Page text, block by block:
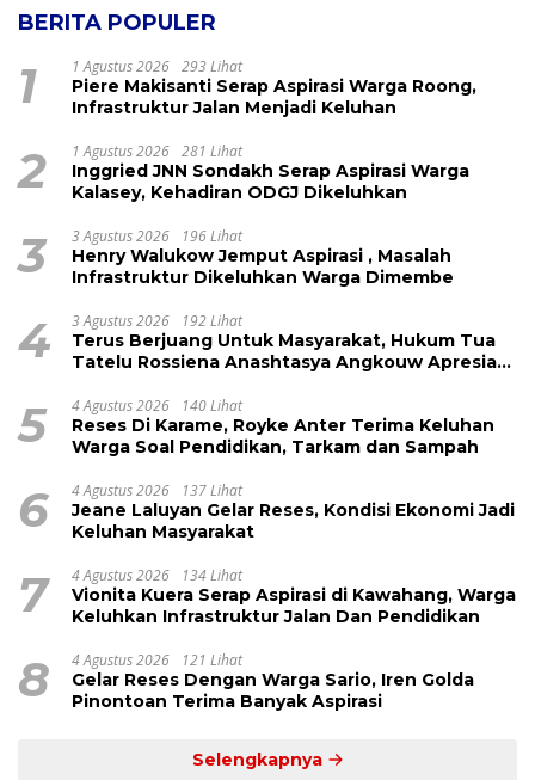
BERITA POPULER
1 1 Agustus 2026 293 Lihat
Piere Makisanti Serap Aspirasi Warga Roong,
Infrastruktur Jalan Menjadi Keluhan
2 1 Agustus 2026 281 Lihat
Inggried JNN Sondakh Serap Aspirasi Warga
Kalasey, Kehadiran ODGJ Dikeluhkan
3 3 Agustus 2026 196 Lihat
Henry Walukow Jemput Aspirasi , Masalah
Infrastruktur Dikeluhkan Warga Dimembe
4 3 Agustus 2026 192 Lihat
Terus Berjuang Untuk Masyarakat, Hukum Tua
Tatelu Rossiena Anashtasya Angkouw Apresiasi
5 4 Agustus 2026 140 Lihat
Reses Di Karame, Royke Anter Terima Keluhan
Warga Soal Pendidikan, Tarkam dan Sampah
6 4 Agustus 2026 137 Lihat
Jeane Laluyan Gelar Reses, Kondisi Ekonomi Jadi
Keluhan Masyarakat
7 4 Agustus 2026 134 Lihat
Vionita Kuera Serap Aspirasi di Kawahang, Warga
Keluhkan Infrastruktur Jalan Dan Pendidikan
8 4 Agustus 2026 121 Lihat
Gelar Reses Dengan Warga Sario, Iren Golda
Pinontoan Terima Banyak Aspirasi
Selengkapnya